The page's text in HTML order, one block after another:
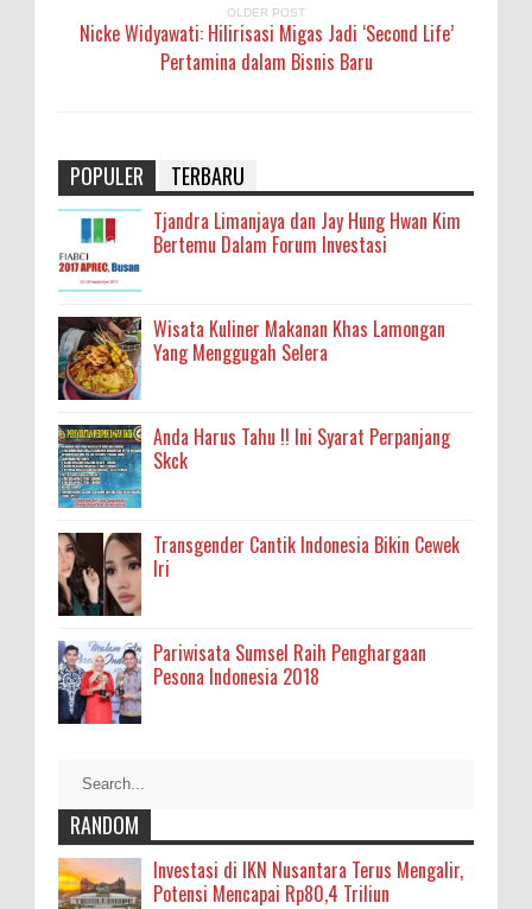
OLDER POST
Nicke Widyawati: Hilirisasi Migas Jadi ‘Second Life’
Pertamina dalam Bisnis Baru
POPULER TERBARU
Tjandra Limanjaya dan Jay Hung Hwan Kim
Bertemu Dalam Forum Investasi
Wisata Kuliner Makanan Khas Lamongan
Yang Menggugah Selera
Anda Harus Tahu !! Ini Syarat Perpanjang
Skck
Transgender Cantik Indonesia Bikin Cewek
Iri
Pariwisata Sumsel Raih Penghargaan
Pesona Indonesia 2018
RANDOM
Investasi di IKN Nusantara Terus Mengalir,
Potensi Mencapai Rp80,4 Triliun